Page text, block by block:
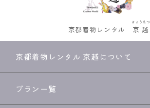
京都着物レンタル 京越
きょうえつ
京都着物レンタル 京越について
プラン一覧